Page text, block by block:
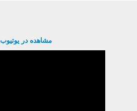
مشاهده در یوتیوب